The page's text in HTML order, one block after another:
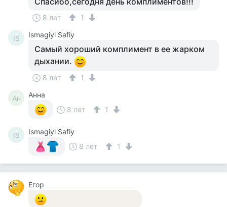
8 лет 1
IS Ismagiyl Safiy
Самый хороший комплимент в ее жарком
дыхании.
8 лет 1
Ан
Анна
8 лет
1
IS
Ismagiyl Safiy
8 лет
1
Егор